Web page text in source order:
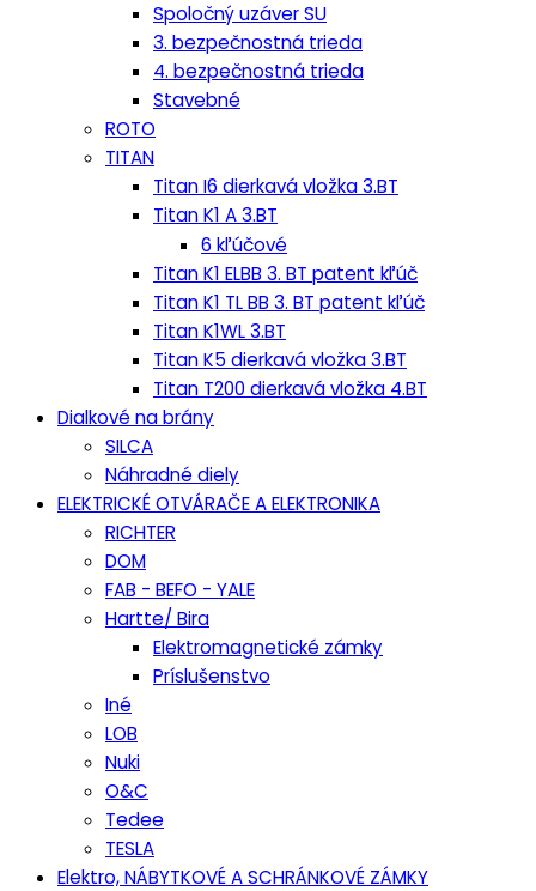
Spoločný uzáver SU
3. bezpečnostná trieda
4. bezpečnostná trieda
Stavebné
ROTO
TITAN
Titan I6 dierkavá vložka 3.BT
Titan K1 A 3.BT
6 kľúčové
Titan K1 ELBB 3. BT patent kľúč
Titan K1 TL BB 3. BT patent kľúč
Titan K1WL 3.BT
Titan K5 dierkavá vložka 3.BT
Titan T200 dierkavá vložka 4.BT
Dialkové na brány
SILCA
Náhradné diely
ELEKTRICKÉ OTVÁRAČE A ELEKTRONIKA
RICHTER
DOM
FAB - BEFO - YALE
Hartte/ Bira
Elektromagnetické zámky
Príslušenstvo
Iné
LOB
Nuki
O&C
Tedee
TESLA
Elektro, NÁBYTKOVÉ A SCHRÁNKOVÉ ZÁMKY